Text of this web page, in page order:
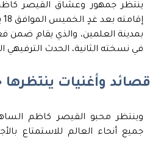
ينتظر جمهور وعشاق القيصر
بمدينة العلمين، والذي يقام ضمن
في نسخته الثانية، الحدث الترفيهي
قصائد وأغنيات
وينتظر محبو القيصر كاظم
جميع أنحاء العالم للاستمتاع